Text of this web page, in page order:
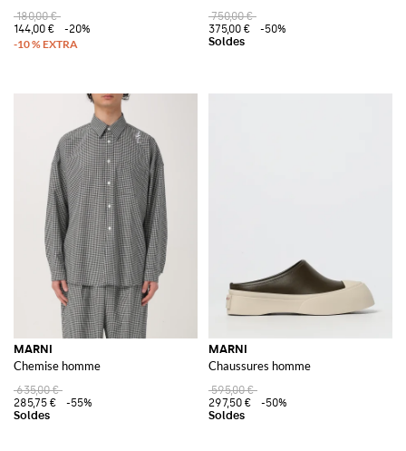
180,00 €
144,00 €
-20%
750,00 €
375,00 €
-50%
MARNI
Chemise homme
635,00 €
285,75 €
-55%
MARNI
Chaussures homme
595,00 €
297,50 €
-50%